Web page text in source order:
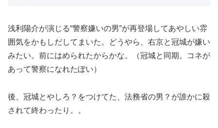
浅利陽介が演じる“警察嫌いの男”が再登場してあやしい雰
囲気をかもしだしてまいた。どうやら、右京と冠城が嫌い
みたい。前にはめられたからかな。（冠城と同期。コネが
あって警察になれたぽい）
後、冠城とやしろ？をつけてた、法務省の男？が誰かに殺
されて終わったり。。